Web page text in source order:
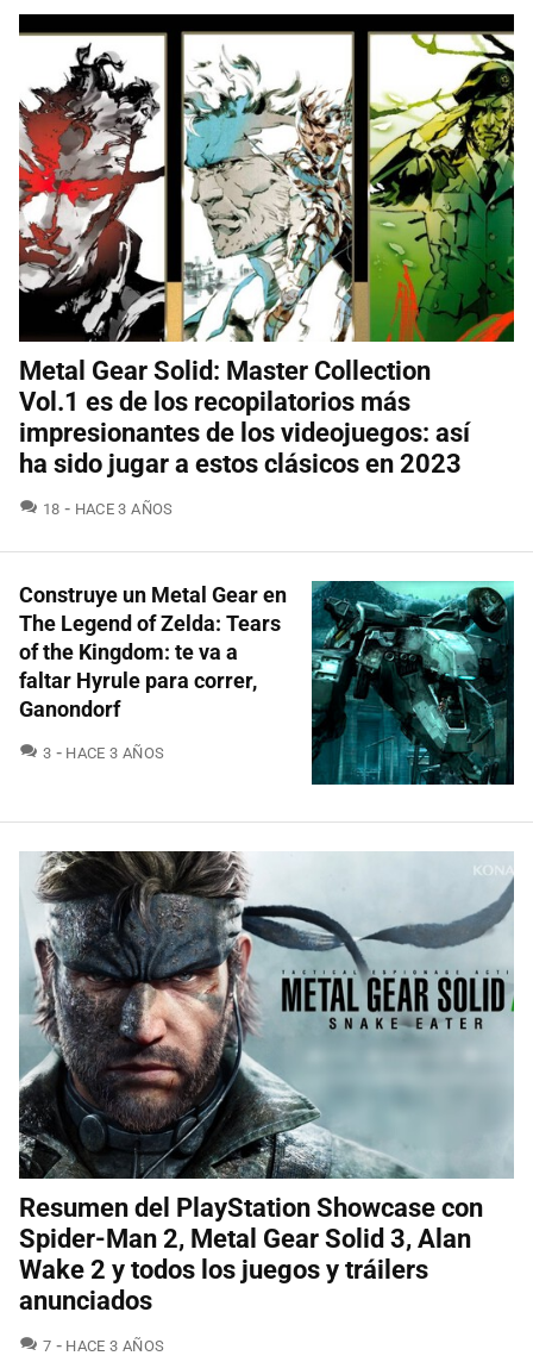
Metal Gear Solid: Master Collection
Vol.1 es de los recopilatorios más
impresionantes de los videojuegos: así
ha sido jugar a estos clásicos en 2023
18 COMENTARIOS
HACE 3 AÑOS
Construye un Metal Gear en
The Legend of Zelda: Tears
of the Kingdom: te va a
faltar Hyrule para correr,
Ganondorf
3 COMENTARIOS
HACE 3 AÑOS
Resumen del PlayStation Showcase con
Spider-Man 2, Metal Gear Solid 3, Alan
Wake 2 y todos los juegos y tráilers
anunciados
7 COMENTARIOS
HACE 3 AÑOS